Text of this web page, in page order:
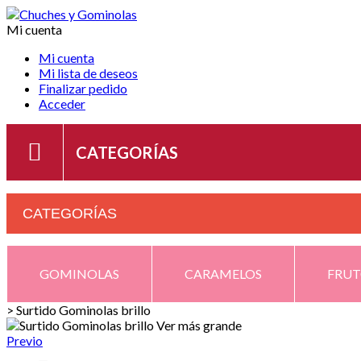
Mi cuenta
Mi cuenta
Mi lista de deseos
Finalizar pedido
Acceder
CATEGORÍAS
CATEGORÍAS
GOMINOLAS CARAMELOS
> Surtido Gominolas brillo
Ver más grande
Previo